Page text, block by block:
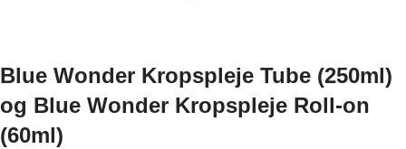
Blue Wonder Kropspleje Tube (250ml)
og Blue Wonder Kropspleje Roll-on
(60ml)